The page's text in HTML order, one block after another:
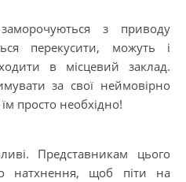
з приводу
перекусити, можуть і
в місцевий заклад.
за свої неймовірно
просто необхідно!
Представникам цього
натхнення, щоб піти на